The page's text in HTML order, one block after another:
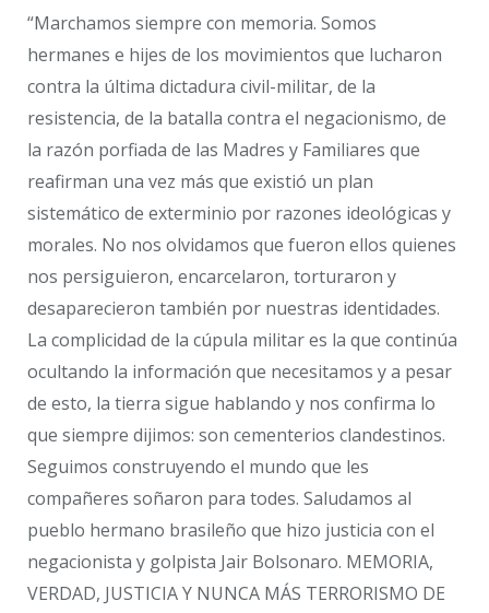
“Marchamos siempre con memoria. Somos
hermanes e hijes de los movimientos que lucharon
contra la última dictadura civil-militar, de la
resistencia, de la batalla contra el negacionismo, de
la razón porfiada de las Madres y Familiares que
reafirman una vez más que existió un plan
sistemático de exterminio por razones ideológicas y
morales. No nos olvidamos que fueron ellos quienes
nos persiguieron, encarcelaron, torturaron y
desaparecieron también por nuestras identidades.
La complicidad de la cúpula militar es la que continúa
ocultando la información que necesitamos y a pesar
de esto, la tierra sigue hablando y nos confirma lo
que siempre dijimos: son cementerios clandestinos.
Seguimos construyendo el mundo que les
compañeres soñaron para todes. Saludamos al
pueblo hermano brasileño que hizo justicia con el
negacionista y golpista Jair Bolsonaro. MEMORIA,
VERDAD, JUSTICIA Y NUNCA MÁS TERRORISMO DE